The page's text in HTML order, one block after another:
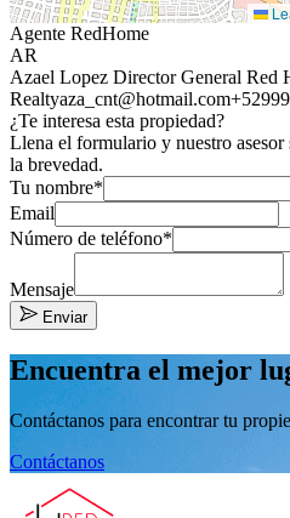
Agente RedHome
AR
Azael Lopez Director General Red
Realtyaza_cnt@hotmail.com
¿Te interesa esta propiedad?
Llena el formulario y nuestro
la brevedad.
Tu nombre*
Email
Número de teléfono*
Mensaje
Enviar
Encuentra el mejor
Contáctanos para encontrar tu
Contáctanos